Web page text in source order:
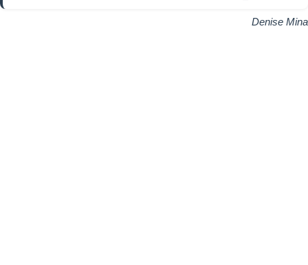
Denise Mina